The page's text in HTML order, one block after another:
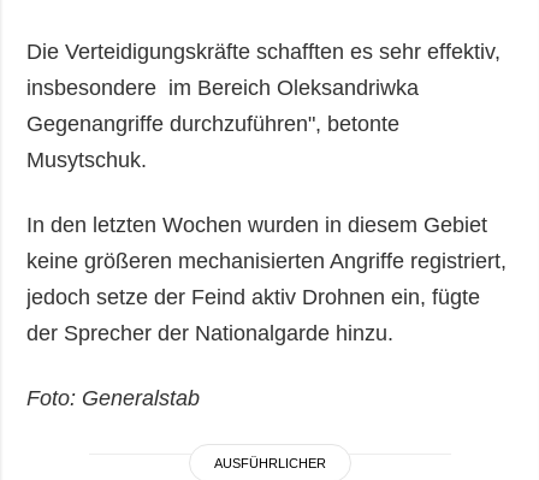
Die Verteidigungskräfte schafften es sehr effektiv,
insbesondere im Bereich Oleksandriwka
Gegenangriffe durchzuführen", betonte
Musytschuk.
In den letzten Wochen wurden in diesem Gebiet
keine größeren mechanisierten Angriffe registriert,
jedoch setze der Feind aktiv Drohnen ein, fügte
der Sprecher der Nationalgarde hinzu.
Foto: Generalstab
AUSFÜHRLICHER